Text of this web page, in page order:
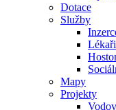
Dotace
Služby
Lékaři
Mapy
Projekty